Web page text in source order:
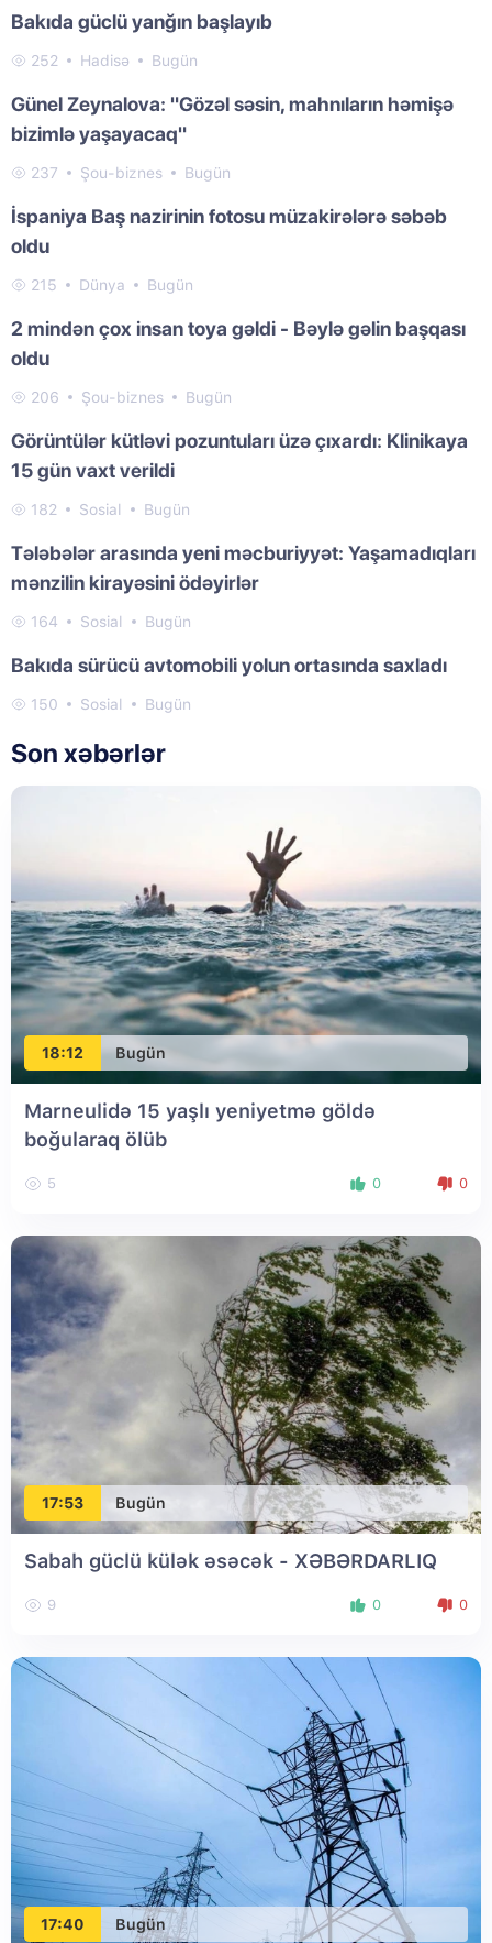
Bakıda güclü yanğın başlayıb
252 Hadisə Bugün
Günel Zeynalova: "Gözəl səsin, mahnıların həmişə
bizimlə yaşayacaq"
237 Şou-biznes Bugün
İspaniya Baş nazirinin fotosu müzakirələrə səbəb
oldu
215 Dünya Bugün
2 mindən çox insan toya gəldi - Bəylə gəlin başqası
oldu
206 Şou-biznes Bugün
Görüntülər kütləvi pozuntuları üzə çıxardı: Klinikaya
15 gün vaxt verildi
182 Sosial Bugün
Tələbələr arasında yeni məcburiyyət: Yaşamadıqları
mənzilin kirayəsini ödəyirlər
164 Sosial Bugün
Bakıda sürücü avtomobili yolun ortasında saxladı
150 Sosial Bugün
Son xəbərlər
18:12 Bugün
Marneulidə 15 yaşlı yeniyetmə göldə
boğularaq ölüb
5 0 0
17:53 Bugün
Sabah güclü külək əsəcək - XƏBƏRDARLIQ
9 0 0
17:40 Bugün